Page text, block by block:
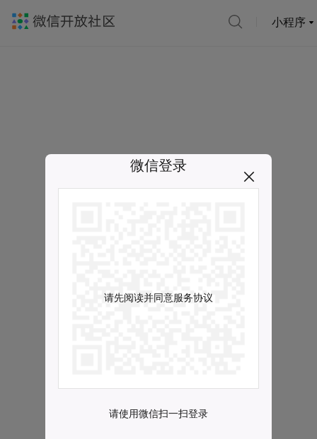
小程序
微信登录
请先阅读并同意服务协议
请使用微信扫一扫登录